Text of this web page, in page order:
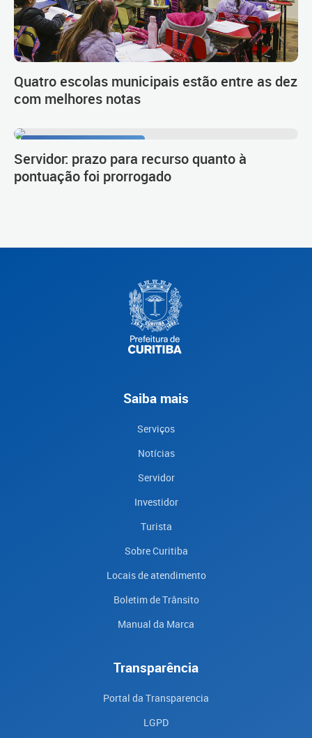
Quatro escolas municipais estão entre as dez
com melhores notas
Servidor: prazo para recurso quanto à
pontuação foi prorrogado
Saiba mais
Serviços
Notícias
Servidor
Investidor
Turista
Sobre Curitiba
Locais de atendimento
Boletim de Trânsito
Manual da Marca
Transparência
Portal da Transparencia
LGPD